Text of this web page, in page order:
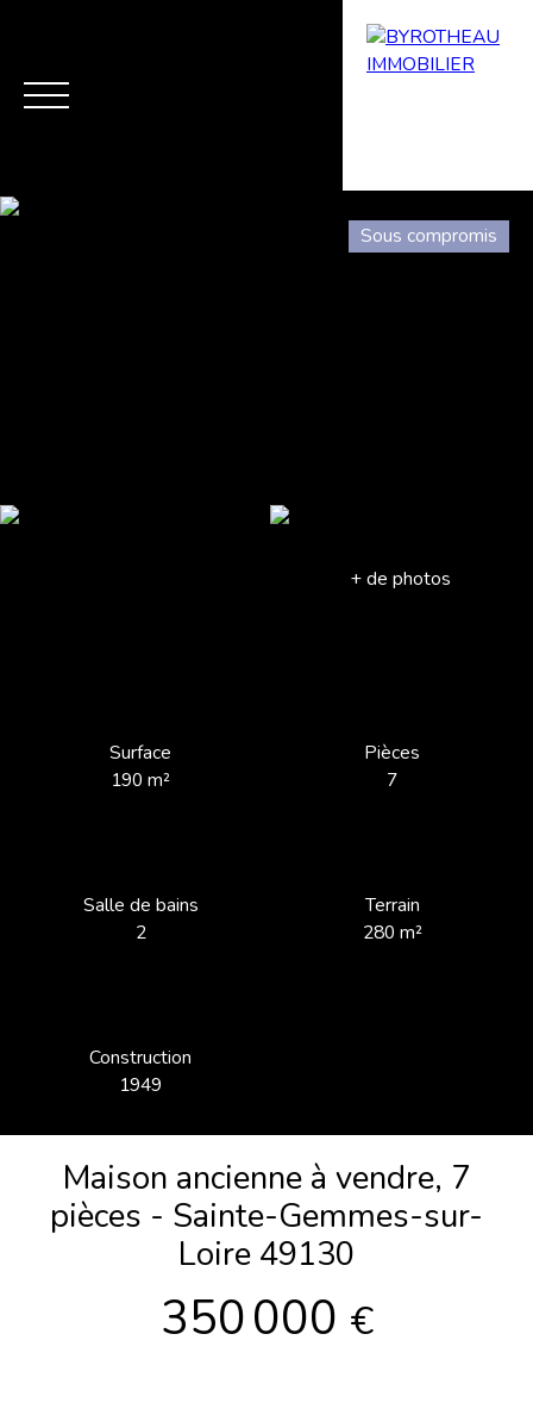
Sous compromis
+ de photos
Surface
190m²
Pièces
7
Salle de bains
2
Terrain
280 m²
Construction
1949
Maison ancienne à vendre, 7
pièces - Sainte-Gemmes-sur-
Loire 49130
350 000 €